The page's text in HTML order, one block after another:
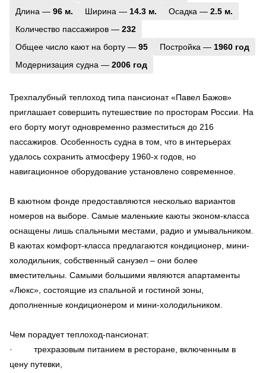
Длина — 96 м. Ширина — 14.3 м. Осадка — 2.5 м.
Количество пассажиров — 232
Общее число кают на борту — 95 Постройка — 1960 год
Модернизация судна — 2006 год
Трехпалубный теплоход типа пансионат «Павел Бажов»
приглашает совершить путешествие по просторам России. На
его борту могут одновременно разместиться до 216
пассажиров. Особенность судна в том, что в интерьерах
удалось сохранить атмосферу 1960-х годов, но
навигационное оборудование установлено современное.
В каютном фонде предоставляются несколько вариантов
номеров на выборе. Самые маленькие каюты эконом-класса
оснащены лишь спальными местами, радио и умывальником.
В каютах комфорт-класса предлагаются кондиционер, мини-
холодильник, собственный санузел – они более
вместительны. Самыми большими являются апартаменты
«Люкс», состоящие из спальной и гостиной зоны,
дополненные кондиционером и мини-холодильником.
Чем порадует теплоход-пансионат:
· трехразовым питанием в ресторане, включенным в
цену путевки,